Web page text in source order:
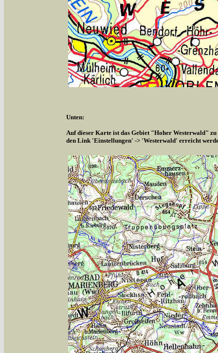
Unten:
Auf dieser Karte ist das Gebiet "Hoher Westerwald"
den Link 'Einstellungen' -> 'Westerwald' erreicht